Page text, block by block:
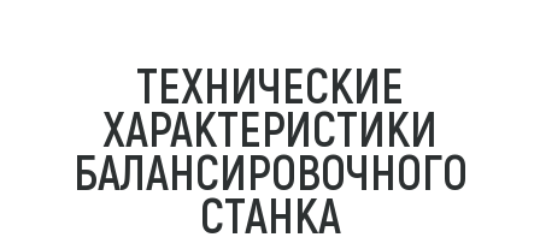
ТЕХНИЧЕСКИЕ
ХАРАКТЕРИСТИКИ
БАЛАНСИРОВОЧНОГО
СТАНКА